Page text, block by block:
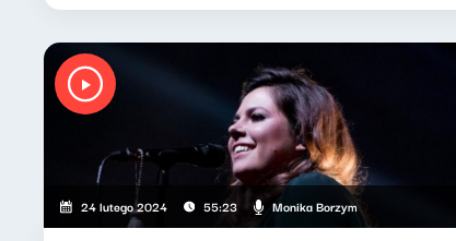
24 lutego 2024 55:23 Monika Borzym